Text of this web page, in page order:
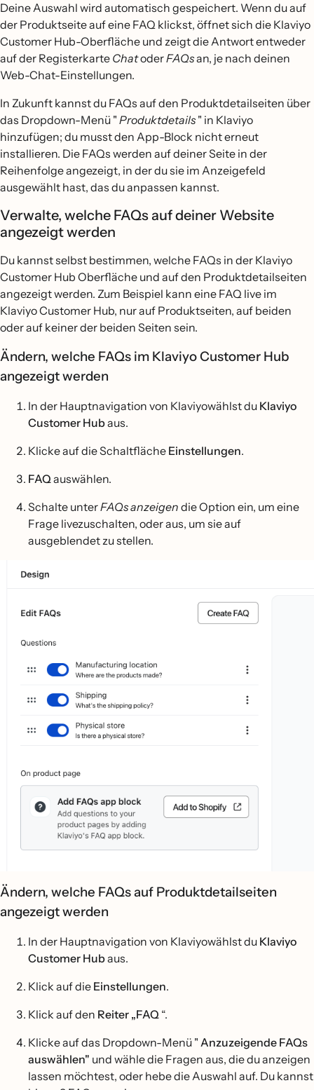
Deine Auswahl wird automatisch gespeichert. Wenn du auf
der Produktseite auf eine FAQ klickst, öffnet sich die Klaviyo
Customer Hub-Oberfläche und zeigt die Antwort entweder
auf der Registerkarte ChatoderFAQsan, je nach deinen
Web-Chat-Einstellungen.
In Zukunft kannst du FAQs auf den Produktdetailseiten über
das Dropdown-Menü " Produktdetails" in Klaviyo
hinzufügen; du musst den App-Block nicht erneut
installieren. Die FAQs werden auf deiner Seite in der
Reihenfolge angezeigt, in der du sie im Anzeigefeld
ausgewählt hast, das du anpassen kannst.
Verwalte, welche FAQs auf deiner Website
angezeigt werden
Du kannst selbst bestimmen, welche FAQs in der Klaviyo
Customer Hub Oberfläche und auf den Produktdetailseiten
angezeigt werden. Zum Beispiel kann eine FAQ live im
Klaviyo Customer Hub, nur auf Produktseiten, auf beiden
oder auf keiner der beiden Seiten sein.
Ändern, welche FAQs im Klaviyo Customer Hub
angezeigt werden
In der Hauptnavigation von Klaviyowählst du Klaviyo
Customer Hubaus.
Klicke auf die Schaltfläche Einstellungen.
FAQauswählen.
Schalte unterFAQs anzeigen die Option ein, um eine
Frage livezuschalten, oder aus, um sie auf
ausgeblendet zu stellen.
Ändern, welche FAQs auf Produktdetailseiten
angezeigt werden
In der Hauptnavigation von Klaviyowählst du Klaviyo
Customer Hubaus.
Klick auf die Einstellungen.
Klick auf den Reiter „FAQ “.
Klicke auf das Dropdown-Menü " Anzuzeigende FAQs
auswählen" und wähle die Fragen aus, die du anzeigen
lassen möchtest, oder hebe die Auswahl auf. Du kannst